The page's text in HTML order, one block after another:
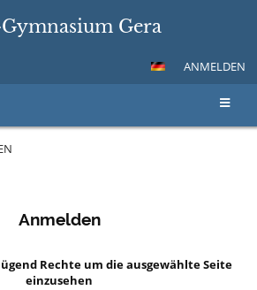
Gera
ANMELDEN
Anmelden
Rechte um die ausgewählte Seite
einzusehen